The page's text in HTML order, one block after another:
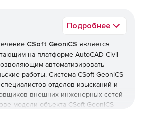
Подробнее
CSoft GeoniCS является
на платформе AutoCAD Civil
автоматизировать
работы. Система CSoft GeoniCS
отделов изысканий и
внешних инженерных сетей
модели объекта CSoft GeoniCS